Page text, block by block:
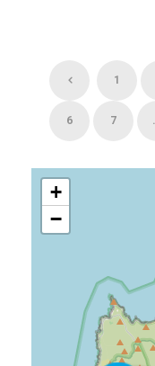
1
6 7
+
−